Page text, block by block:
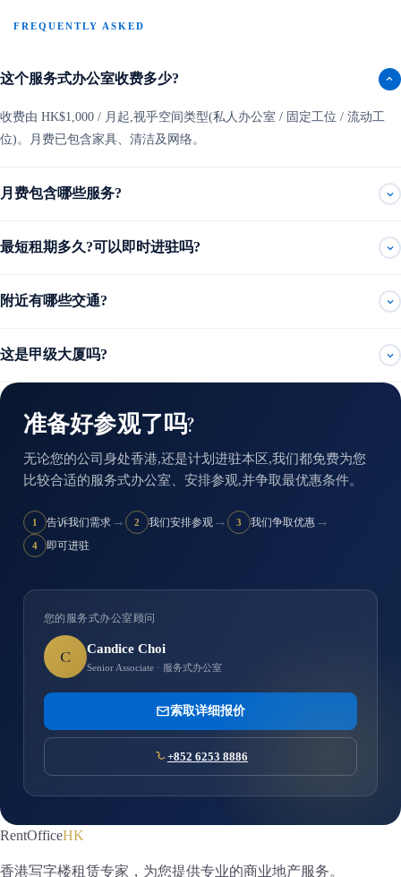
FREQUENTLY ASKED
这个服务式办公室收费多少?
收费由 HK$1,000 / 月起,视乎空间类型(私人办公室 / 固定工位 / 流动工
位)。月费已包含家具、清洁及网络。
月费包含哪些服务?
最短租期多久?可以即时进驻吗?
附近有哪些交通?
这是甲级大厦吗?
准备好参观了吗?
无论您的公司身处香港,还是计划进驻本区,我们都免费为您
比较合适的服务式办公室、安排参观,并争取最优惠条件。
1 告诉我们需求 → 2 我们安排参观 → 3 我们争取优惠 →
4 即可进驻
您的服务式办公室顾问
C Candice Choi
Senior Associate · 服务式办公室
索取详细报价
+852 6253 8886
RentOfficeHK
香港写字楼租赁专家，为您提供专业的商业地产服务。